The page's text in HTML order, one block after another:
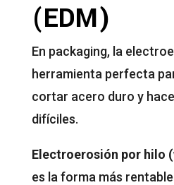
(EDM)
En packaging, la
herramienta perfecta
cortar acero duro y
difíciles.
Electroerosión por hilo
es la forma más